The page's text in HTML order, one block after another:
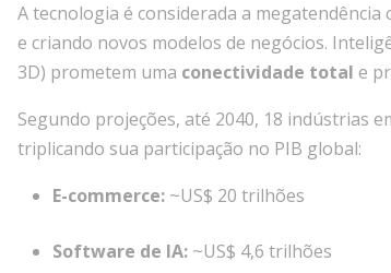
A tecnologia é considerada a
e criando novos modelos de negócios.
3D) prometem uma conectividade total e
Segundo projeções, até 2040, 18 indústrias
triplicando sua participação no PIB global:
E-commerce: ~US$ 20 trilhões
Software de IA: ~US$ 4,6 trilhões